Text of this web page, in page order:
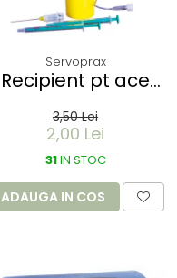
Servoprax
Recipient pt ace
de buzunar 150 ml
3,50 Lei
2,00 Lei
31IN STOC
ADAUGA IN COS